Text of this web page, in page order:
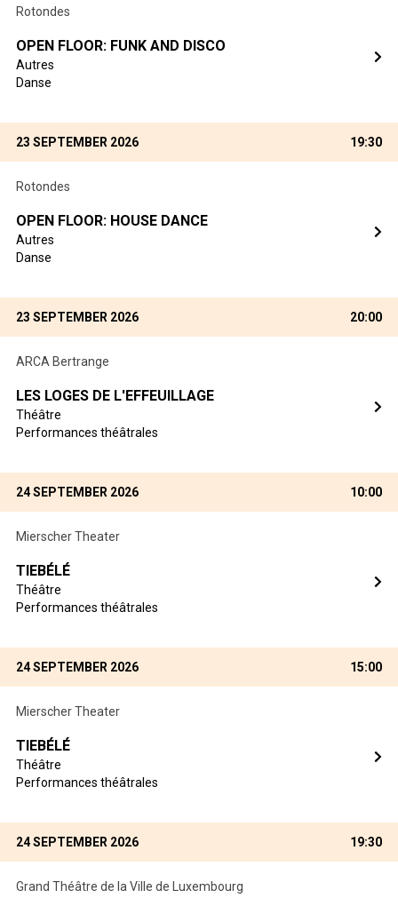
Rotondes
OPEN FLOOR: FUNK AND DISCO
Autres
Danse
23 SEPTEMBER 2026 19:30
Rotondes
OPEN FLOOR: HOUSE DANCE
Autres
Danse
23 SEPTEMBER 2026 20:00
ARCA Bertrange
LES LOGES DE L'EFFEUILLAGE
Théâtre
Performances théâtrales
24 SEPTEMBER 2026 10:00
Mierscher Theater
TIEBÉLÉ
Théâtre
Performances théâtrales
24 SEPTEMBER 2026 15:00
Mierscher Theater
TIEBÉLÉ
Théâtre
Performances théâtrales
24 SEPTEMBER 2026 19:30
Grand Théâtre de la Ville de Luxembourg